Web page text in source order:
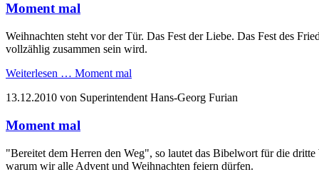
Moment mal
Weihnachten steht vor der Tür. Das Fest der Liebe. Das Fest des
vollzählig zusammen sein wird.
Weiterlesen … Moment mal
13.12.2010 von Superintendent Hans-Georg Furian
Moment mal
"Bereitet dem Herren den Weg", so lautet das Bibelwort für die
warum wir alle Advent und Weihnachten feiern dürfen.